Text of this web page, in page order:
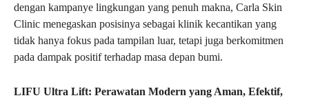
dengan kampanye lingkungan yang penuh makna, Carla Skin
Clinic menegaskan posisinya sebagai klinik kecantikan yang
tidak hanya fokus pada tampilan luar, tetapi juga berkomitmen
pada dampak positif terhadap masa depan bumi.
LIFU Ultra Lift: Perawatan Modern yang Aman, Efektif,